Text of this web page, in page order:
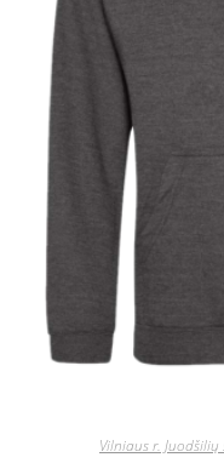
Vilniaus r. Juodšilių